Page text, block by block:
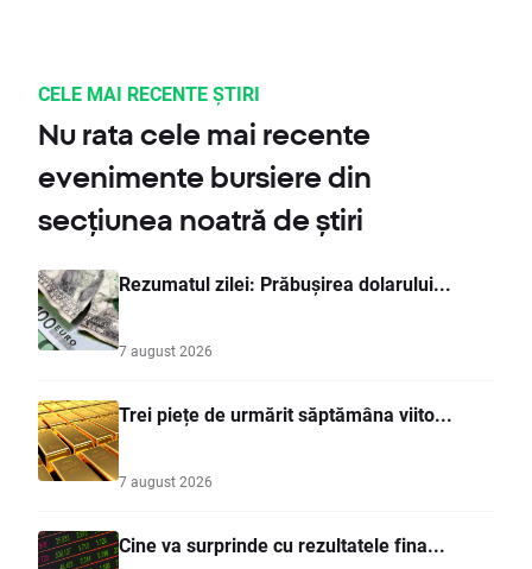
CELE MAI RECENTE ȘTIRI
Nu rata cele mai recente
evenimente bursiere din
secțiunea noatră de știri
Rezumatul zilei: Prăbușirea dolarului...
7 august 2026
Trei piețe de urmărit săptămâna viito...
7 august 2026
Cine va surprinde cu rezultatele fina...